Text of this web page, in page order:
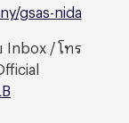
gsas-nida
Inbox / โทร